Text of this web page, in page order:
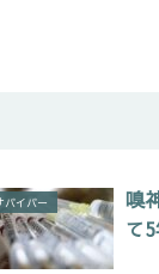
バイバー
嗅
て